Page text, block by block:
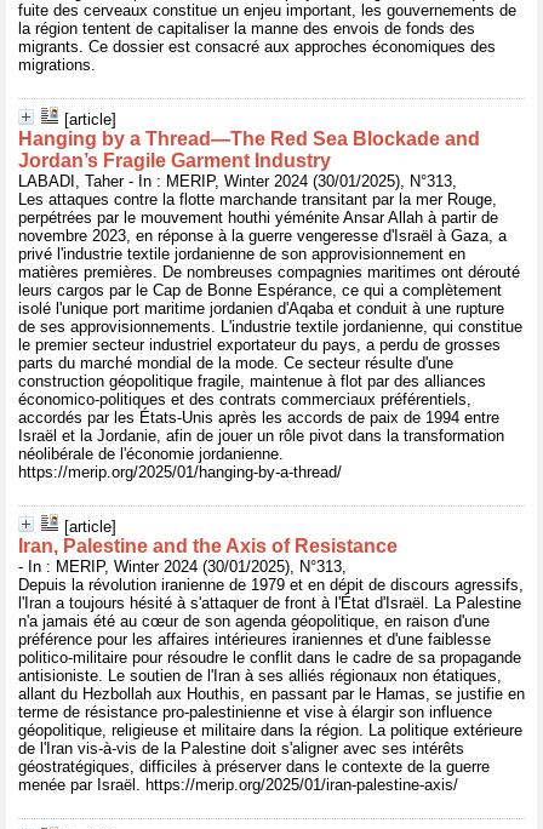
fuite des cerveaux constitue un enjeu important, les gouvernements de
la région tentent de capitaliser la manne des envois de fonds des
migrants. Ce dossier est consacré aux approches économiques des
migrations.
[article]
Hanging by a Thread—The Red Sea Blockade and
Jordan’s Fragile Garment Industry
LABADI, Taher - In : MERIP, Winter 2024 (30/01/2025), N°313,
Les attaques contre la flotte marchande transitant par la mer Rouge,
perpétrées par le mouvement houthi yéménite Ansar Allah à partir de
novembre 2023, en réponse à la guerre vengeresse d'Israël à Gaza, a
privé l'industrie textile jordanienne de son approvisionnement en
matières premières. De nombreuses compagnies maritimes ont dérouté
leurs cargos par le Cap de Bonne Espérance, ce qui a complètement
isolé l'unique port maritime jordanien d'Aqaba et conduit à une rupture
de ses approvisionnements. L'industrie textile jordanienne, qui constitue
le premier secteur industriel exportateur du pays, a perdu de grosses
parts du marché mondial de la mode. Ce secteur résulte d'une
construction géopolitique fragile, maintenue à flot par des alliances
économico-politiques et des contrats commerciaux préférentiels,
accordés par les États-Unis après les accords de paix de 1994 entre
Israël et la Jordanie, afin de jouer un rôle pivot dans la transformation
néolibérale de l'économie jordanienne.
https://merip.org/2025/01/hanging-by-a-thread/
[article]
Iran, Palestine and the Axis of Resistance
- In : MERIP, Winter 2024 (30/01/2025), N°313,
Depuis la révolution iranienne de 1979 et en dépit de discours agressifs,
l'Iran a toujours hésité à s'attaquer de front à l'État d'Israël. La Palestine
n'a jamais été au cœur de son agenda géopolitique, en raison d'une
préférence pour les affaires intérieures iraniennes et d'une faiblesse
politico-militaire pour résoudre le conflit dans le cadre de sa propagande
antisioniste. Le soutien de l'Iran à ses alliés régionaux non étatiques,
allant du Hezbollah aux Houthis, en passant par le Hamas, se justifie en
terme de résistance pro-palestinienne et vise à élargir son influence
géopolitique, religieuse et militaire dans la région. La politique extérieure
de l'Iran vis-à-vis de la Palestine doit s'aligner avec ses intérêts
géostratégiques, difficiles à préserver dans le contexte de la guerre
menée par Israël. https://merip.org/2025/01/iran-palestine-axis/